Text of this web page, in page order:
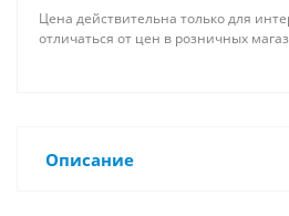
Цена действительна только для
отличаться от цен в розничных
Описание